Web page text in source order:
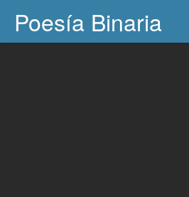
Poesía Binaria